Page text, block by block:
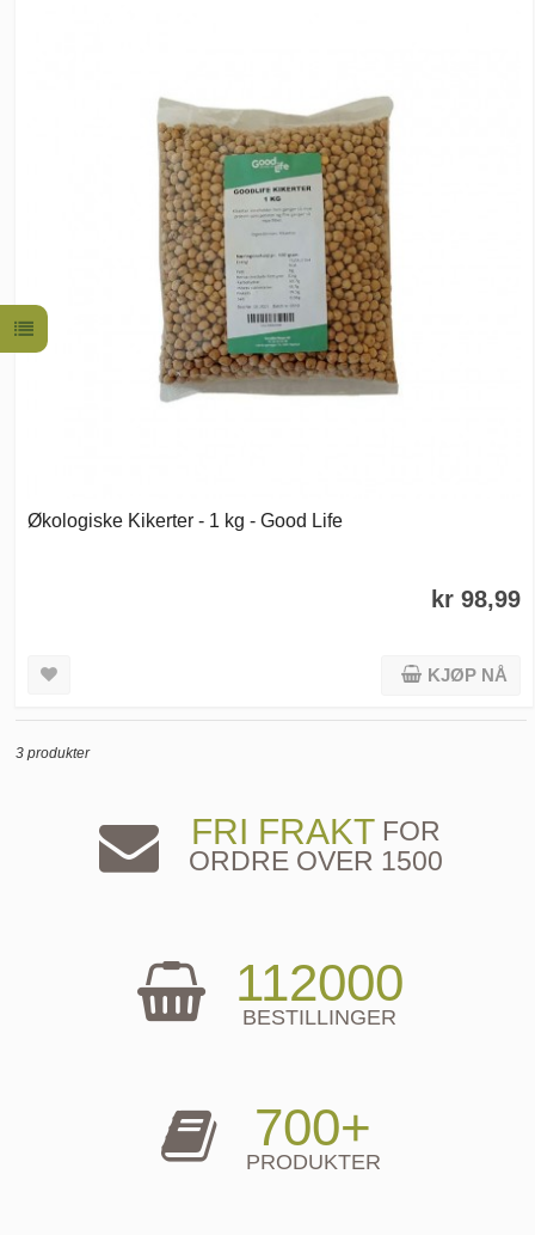
Økologiske Kikerter - 1 kg - Good Life
kr 98,99
KJØP NÅ
3 produkter
FRI FRAKTFOR
ORDRE OVER 1500
112000
BESTILLINGER
700+
PRODUKTER